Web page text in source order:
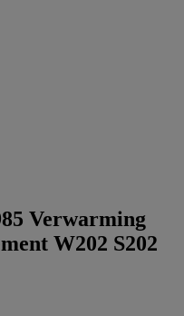
Verwarming
W202 S202